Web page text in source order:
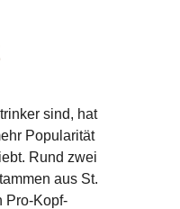
sind, hat
Popularität
Rund zwei
aus St.
Pro-Kopf-